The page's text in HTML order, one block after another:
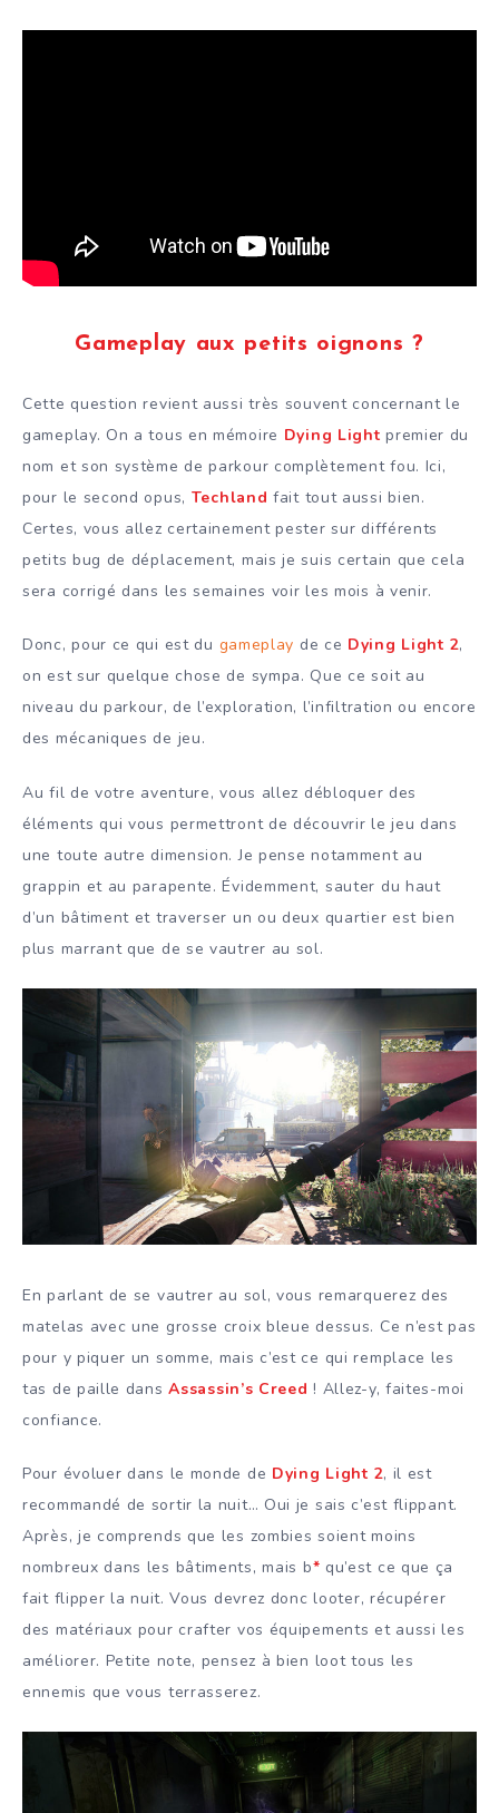
Gameplay aux petits oignons ?
Cette question revient aussi très souvent concernant le
gameplay. On a tous en mémoire Dying Light premier du
nom et son système de parkour complètement fou. Ici,
pour le second opus, Techland fait tout aussi bien.
Certes, vous allez certainement pester sur différents
petits bug de déplacement, mais je suis certain que cela
sera corrigé dans les semaines voir les mois à venir.
Donc, pour ce qui est du gameplay de ce Dying Light 2,
on est sur quelque chose de sympa. Que ce soit au
niveau du parkour, de l’exploration, l’infiltration ou encore
des mécaniques de jeu.
Au fil de votre aventure, vous allez débloquer des
éléments qui vous permettront de découvrir le jeu dans
une toute autre dimension. Je pense notamment au
grappin et au parapente. Évidemment, sauter du haut
d’un bâtiment et traverser un ou deux quartier est bien
plus marrant que de se vautrer au sol.
En parlant de se vautrer au sol, vous remarquerez des
matelas avec une grosse croix bleue dessus. Ce n’est pas
pour y piquer un somme, mais c’est ce qui remplace les
tas de paille dansAssassin’s Creed! Allez-y, faites-moi
confiance.
Pour évoluer dans le monde de Dying Light 2, il est
recommandé de sortir la nuit… Oui je sais c’est flippant.
Après, je comprends que les zombies soient moins
nombreux dans les bâtiments, mais b* qu’est ce que ça
fait flipper la nuit. Vous devrez donc looter, récupérer
des matériaux pour crafter vos équipements et aussi les
améliorer. Petite note, pensez à bien loot tous les
ennemis que vous terrasserez.